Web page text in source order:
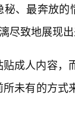
、最奔放
尽致地展现
成人内容
未有的方